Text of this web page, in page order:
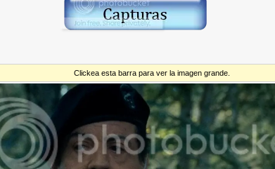
Clickea esta barra para ver la imagen grande.